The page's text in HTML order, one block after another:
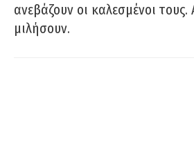
ανεβάζουν οι καλεσμένοι
μιλήσουν.